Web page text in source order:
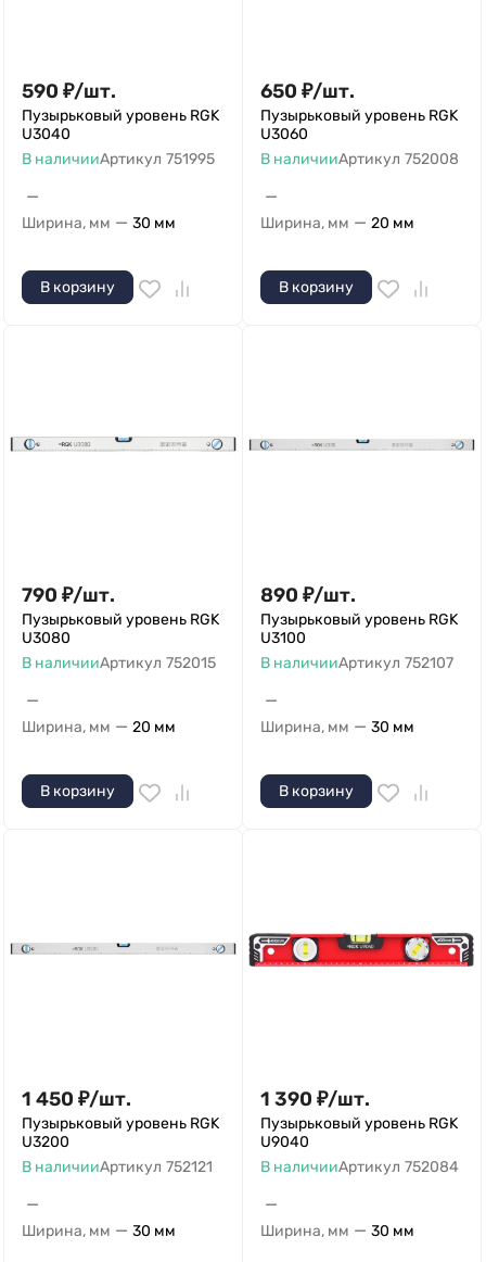
590 ₽/шт.
Пузырьковый уровень RGK
U3040
В наличииАртикул 751995
—
Ширина, мм — 30 мм
В корзину
650 ₽/шт.
Пузырьковый уровень RGK
U3060
В наличииАртикул 752008
—
Ширина, мм — 20 мм
В корзину
790 ₽/шт.
Пузырьковый уровень RGK
U3080
В наличииАртикул 752015
—
Ширина, мм — 20 мм
В корзину
890 ₽/шт.
Пузырьковый уровень RGK
U3100
В наличииАртикул 752107
—
Ширина, мм — 30 мм
В корзину
1 450 ₽/шт.
Пузырьковый уровень RGK
U3200
В наличииАртикул 752121
—
Ширина, мм — 30 мм
1 390 ₽/шт.
Пузырьковый уровень RGK
U9040
В наличииАртикул 752084
—
Ширина, мм — 30 мм